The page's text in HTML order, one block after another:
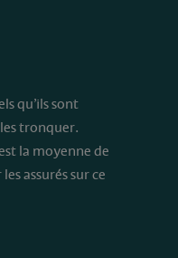
qu’ils sont
tronquer.
la moyenne de
assurés sur ce